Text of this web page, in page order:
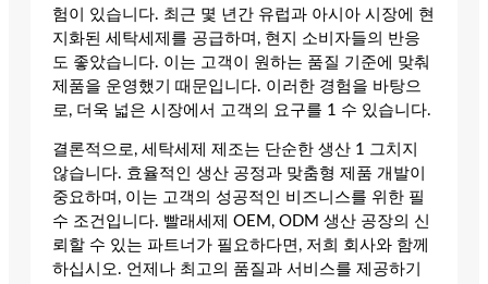
험이 있습니다. 최근 몇 년간 유럽과 아시아 시장에 현
지화된 세탁세제를 공급하며, 현지 소비자들의 반응
도 좋았습니다. 이는 고객이 원하는 품질 기준에 맞춰
제품을 운영했기 때문입니다. 이러한 경험을 바탕으
로, 더욱 넓은 시장에서 고객의 요구를 1 수 있습니다.
결론적으로, 세탁세제 제조는 단순한 생산 1 그치지
않습니다. 효율적인 생산 공정과 맞춤형 제품 개발이
중요하며, 이는 고객의 성공적인 비즈니스를 위한 필
수 조건입니다. 빨래세제 OEM, ODM 생산 공장의 신
뢰할 수 있는 파트너가 필요하다면, 저희 회사와 함께
하십시오. 언제나 최고의 품질과 서비스를 제공하기